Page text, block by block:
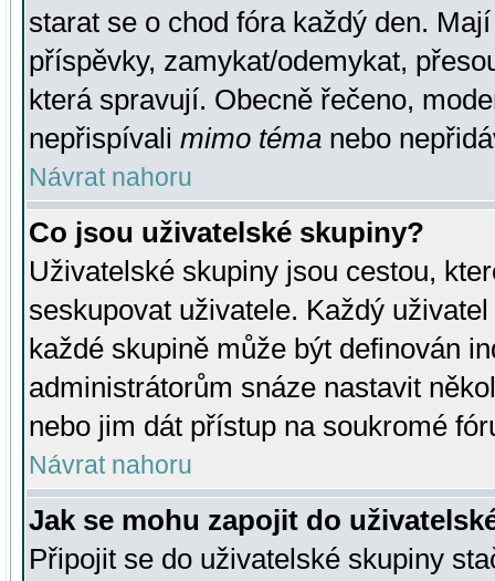
starat se o chod fóra každý den.
příspěvky, zamykat/odemykat,
která spravují. Obecně řečeno,
nepřispívali mimo téma nebo
Návrat nahoru
Co jsou uživatelské skupiny?
Uživatelské skupiny jsou cestou,
seskupovat uživatele. Každý
každé skupině může být definován
administrátorům snáze nastavit
nebo jim dát přístup na soukromé
Návrat nahoru
Jak se mohu zapojit do
Připojit se do uživatelské skupiny